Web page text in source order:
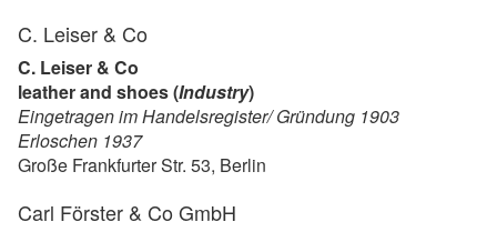
C. Leiser & Co
C. Leiser & Co
leather and shoes (Industry)
Eingetragen im Handelsregister/ Gründung 1903
Erloschen 1937
Große Frankfurter Str. 53, Berlin
Carl Förster & Co GmbH